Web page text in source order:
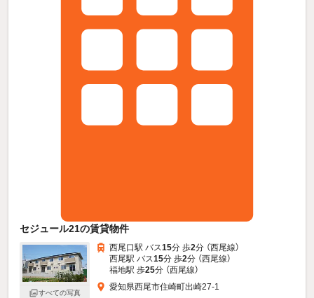
セジュール21の賃貸物件
すべての写真
西尾口駅 バス15分 歩2分 （西尾線）
西尾駅 バス15分 歩2分 （西尾線）
福地駅 歩25分 （西尾線）
愛知県西尾市住崎町出崎27-1